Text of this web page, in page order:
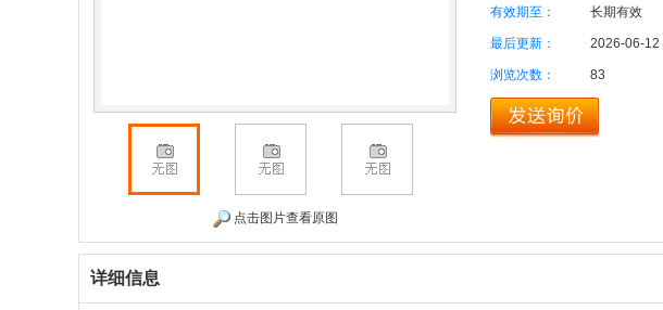
点击图片查看原图
有效期至： 长期有效
最后更新： 2026-06-12
浏览次数： 83
详细信息